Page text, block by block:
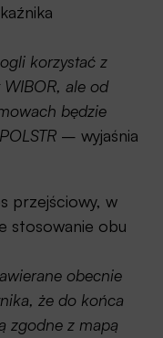
korzystać z
ale od
będzie
– wyjaśnia
przejściowy, w
stosowanie obu
obecnie
że do końca
zgodne z mapą